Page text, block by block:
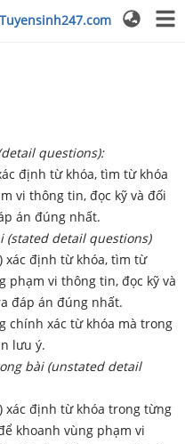
questions):
định từ khóa, tìm từ khóa
vi thông tin, đọc kỹ và đối
án đúng nhất.
(stated detail questions)
xác định từ khóa, tìm từ
phạm vi thông tin, đọc kỹ và
đáp án đúng nhất.
chính xác từ khóa mà trong
lưu ý.
bài (unstated detail
xác định từ khóa trong từng
khoanh vùng phạm vi